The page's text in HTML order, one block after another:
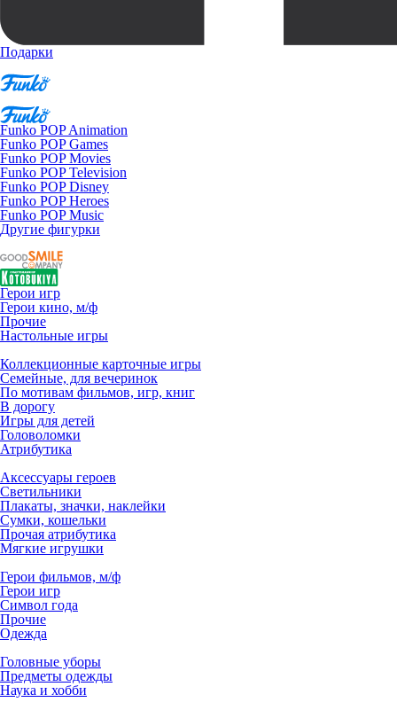
Подарки
Funko POP Animation
Funko POP Games
Funko POP Movies
Funko POP Television
Funko POP Disney
Funko POP Heroes
Funko POP Music
Другие фигурки
Герои игр
Герои кино, м/ф
Прочие
Настольные игры
Коллекционные карточные игры
Семейные, для вечеринок
По мотивам фильмов, игр, книг
В дорогу
Игры для детей
Головоломки
Атрибутика
Аксессуары героев
Светильники
Плакаты, значки, наклейки
Сумки, кошельки
Прочая атрибутика
Мягкие игрушки
Герои фильмов, м/ф
Герои игр
Символ года
Прочие
Одежда
Головные уборы
Предметы одежды
Наука и хобби